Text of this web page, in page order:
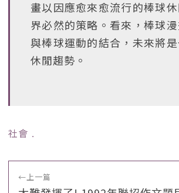
畫以因應愈來愈流行的棒球
界必然的策略。看來，棒球
與棒球運動的結合，未來將
休閒趨勢。
社會 ﹒
←上一篇